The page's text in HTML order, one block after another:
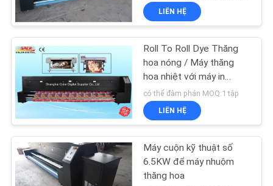
TIN
TỨC
TẤT
CẢ
CÁC
TRƯỜNG
HỢP
LIÊN HỆ
Roll To Roll Dye Thăng
hoa nóng / Máy thăng
hoa nhiệt với máy in
Piezo
có thể đàm phán MOQ:1 tập
LIÊN HỆ
Máy cuộn kỹ thuật số
6.5KW để máy nhuộm
thăng hoa